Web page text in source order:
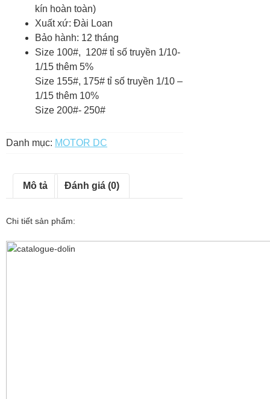
kín hoàn toàn)
Xuất xứ: Đài Loan
Bảo hành: 12 tháng
Size 100#, 120# tỉ số truyền 1/10-
1/15 thêm 5%
Size 155#, 175# tỉ số truyền 1/10 –
1/15 thêm 10%
Size 200#- 250#
Danh mục: MOTOR DC
Mô tả Đánh giá (0)
Chi tiết sản phẩm: